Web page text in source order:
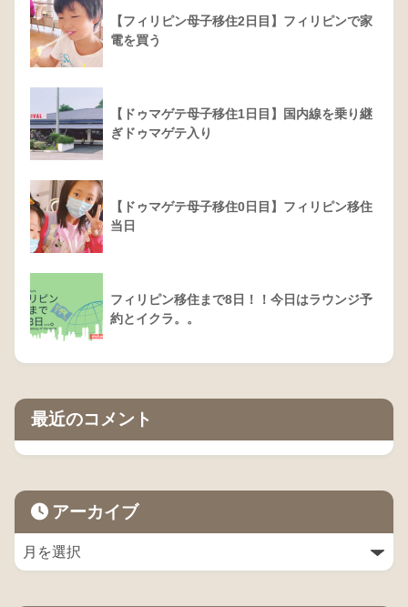
【フィリピン母子移住2日目】フィリピンで家
電を買う
【ドゥマゲテ母子移住1日目】国内線を乗り継
ぎドゥマゲテ入り
【ドゥマゲテ母子移住0日目】フィリピン移住
当日
フィリピン移住まで8日！！今日はラウンジ予
約とイクラ。。
最近のコメント
アーカイブ